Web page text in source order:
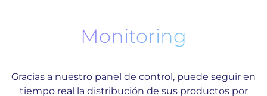
Monitoring
Gracias a nuestro panel de control, puede seguir en
tiempo real la distribución de sus productos por